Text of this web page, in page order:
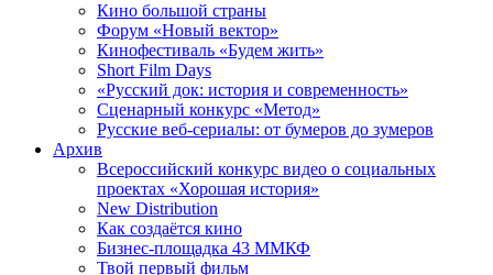
Кино большой страны
Форум «Новый вектор»
Кинофестиваль «Будем жить»
Short Film Days
«Русский док: история и современность»
Сценарный конкурс «Метод»
Русские веб-сериалы: от бумеров до зумеров
Архив
Всероссийский конкурс видео о социальных
проектах «Хорошая история»
New Distribution
Как создаётся кино
Бизнес-площадка 43 ММКФ
Твой первый фильм